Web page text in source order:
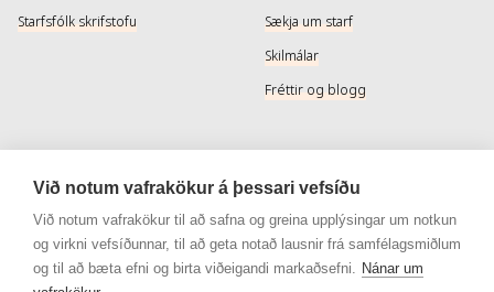
Starfsfólk skrifstofu
Sækja um starf
Skilmálar
Fréttir og blogg
Þjónusta
Afhendingarmöguleikar
Skilareglur
Algengar spurningar
Samfélagsmiðlar
Instagram
Instagram - Snyrtivara
Við notum vafrakökur á þessari vefsíðu
Við notum vafrakökur til að safna og greina upplýsingar um notkun
og virkni vefsíðunnar, til að geta notað lausnir frá samfélagsmiðlum
og til að bæta efni og birta viðeigandi markaðsefni. Nánar um